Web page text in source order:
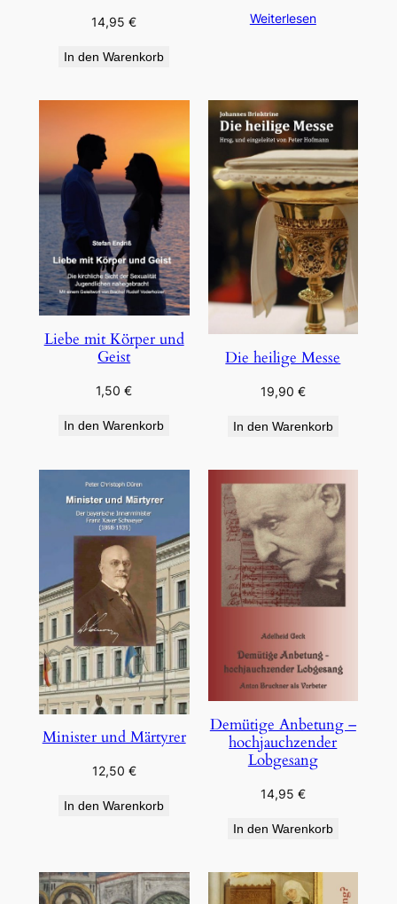
14,95€
In den Warenkorb
Weiterlesen
Liebe mit Körper und
Geist
1,50€
In den Warenkorb
Die heilige Messe
19,90 €
In den Warenkorb
Minister und Märtyrer
12,50 €
In den Warenkorb
Demütige Anbetung –
hochjauchzender
Lobgesang
14,95 €
In den Warenkorb